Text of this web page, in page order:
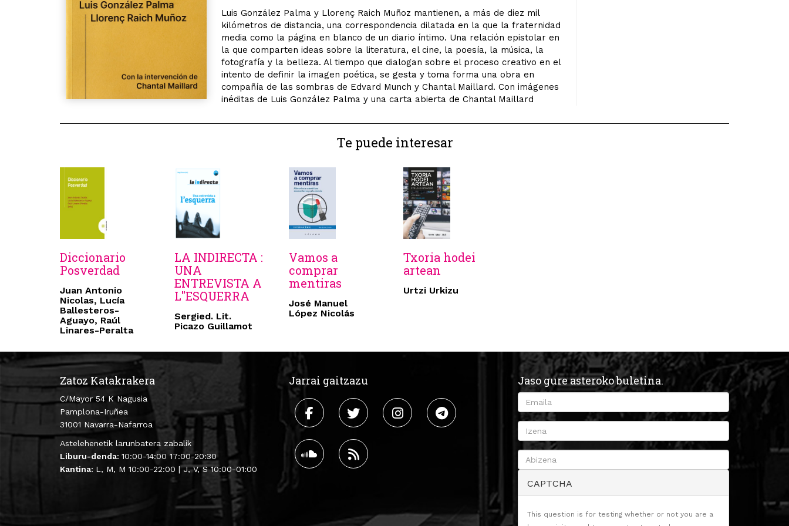
Luis González Palma y Llorenç Raich Muñoz mantienen, a más de diez mil
kilómetros de distancia, una correspondencia dilatada en la que la fraternidad
media como la página en blanco de un diario íntimo. Una relación epistolar en
la que comparten ideas sobre la literatura, el cine, la poesía, la música, la
fotografía y la belleza. Al tiempo que dialogan sobre el proceso creativo en el
intento de definir la imagen poética, se gesta y toma forma una obra en
compañía de las sombras de Edvard Munch y Chantal Maillard. Con imágenes
inéditas de Luis González Palma y una carta abierta de Chantal Maillard
Te puede interesar
Diccionario
Posverdad
Juan Antonio
Nicolas, Lucía
Ballesteros-
Aguayo, Raúl
Linares-Peralta
LA INDIRECTA :
UNA
ENTREVISTA A
L"ESQUERRA
Sergied. Lit.
Picazo Guillamot
Vamos a
comprar
mentiras
José Manuel
López Nicolás
Txoria hodei
artean
Urtzi Urkizu
Zatoz Katakrakera
C/Mayor 54 K Nagusia
Pamplona-Iruñea
31001 Navarra-Nafarroa
Astelehenetik larunbatera zabalik
Liburu-denda: 10:00-14:00 17:00-20:30
Kantina: L, M, M 10:00-22:00 | J, V, S 10:00-01:00
Jarrai gaitzazu Jaso gure asteroko buletina.
CAPTCHA
This question is for testing whether or not you are a